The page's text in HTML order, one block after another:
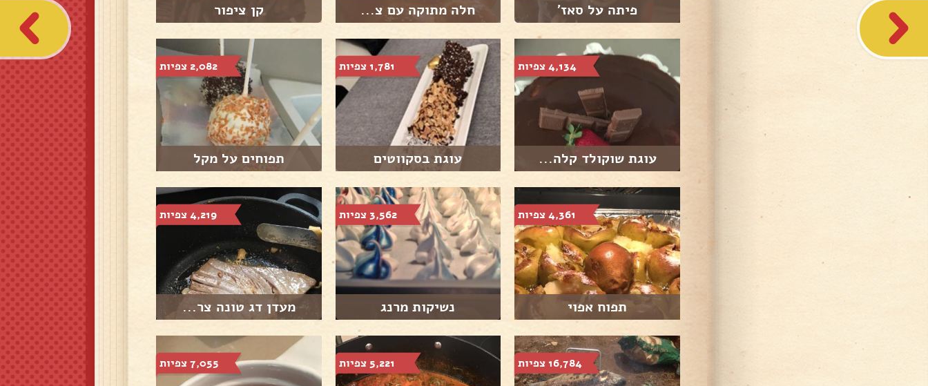
פיתה על סאז' חלה מתוקה עם צ... קן ציפור
4,134 צפיות
עוגת שוקולד קלה...
1,781 צפיות
עוגת בסקווטים
2,082 צפיות
תפוחים על מקל
4,361 צפיות
תפוח אפוי
3,562 צפיות
נשיקות מרנג
4,219 צפיות
מעדן דג טונה צר...
16,784 צפיות 5,221 צפיות 7,055 צפיות